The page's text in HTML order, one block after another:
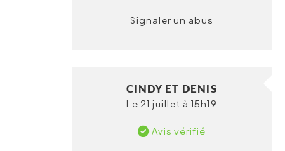
Signaler un abus
CINDY ET DENIS
Le 21 juillet à 15h19
Avis vérifié